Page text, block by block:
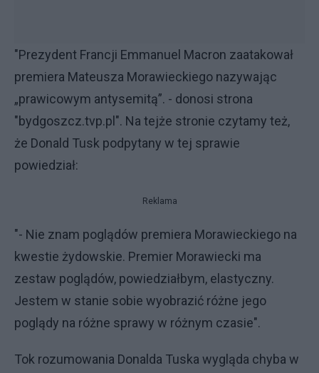
"Prezydent Francji Emmanuel Macron zaatakował
premiera Mateusza Morawieckiego nazywając
„prawicowym antysemitą”. - donosi strona
"bydgoszcz.tvp.pl". Na tejże stronie czytamy też,
że Donald Tusk podpytany w tej sprawie
powiedział:
Reklama
"- Nie znam poglądów premiera Morawieckiego na
kwestie żydowskie. Premier Morawiecki ma
zestaw poglądów, powiedziałbym, elastyczny.
Jestem w stanie sobie wyobrazić różne jego
poglądy na różne sprawy w różnym czasie".
Tok rozumowania Donalda Tuska wygląda chyba w